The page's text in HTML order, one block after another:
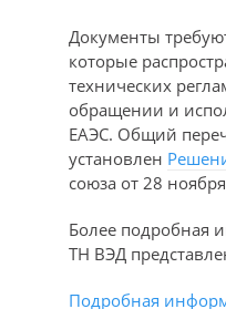
Документы
которые
технических
обращении и
ЕАЭС. Общий
установлен
союза от 28
Более подробная
ТН ВЭД
Подробная